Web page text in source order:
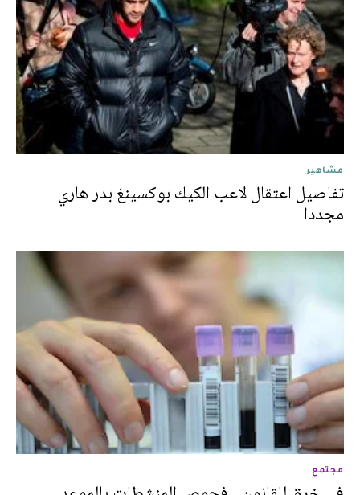
مشاهير
تفاصيل اعتقال لاعب الكيك بوكسينغ بدر هاري
مجددا
مجتمع